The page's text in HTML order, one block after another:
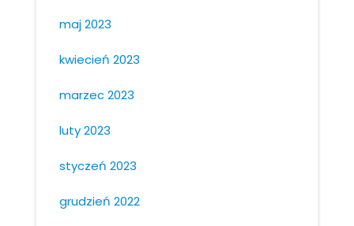
maj 2023
kwiecień 2023
marzec 2023
luty 2023
styczeń 2023
grudzień 2022